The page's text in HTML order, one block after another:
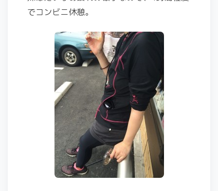
でコンビニ休憩。